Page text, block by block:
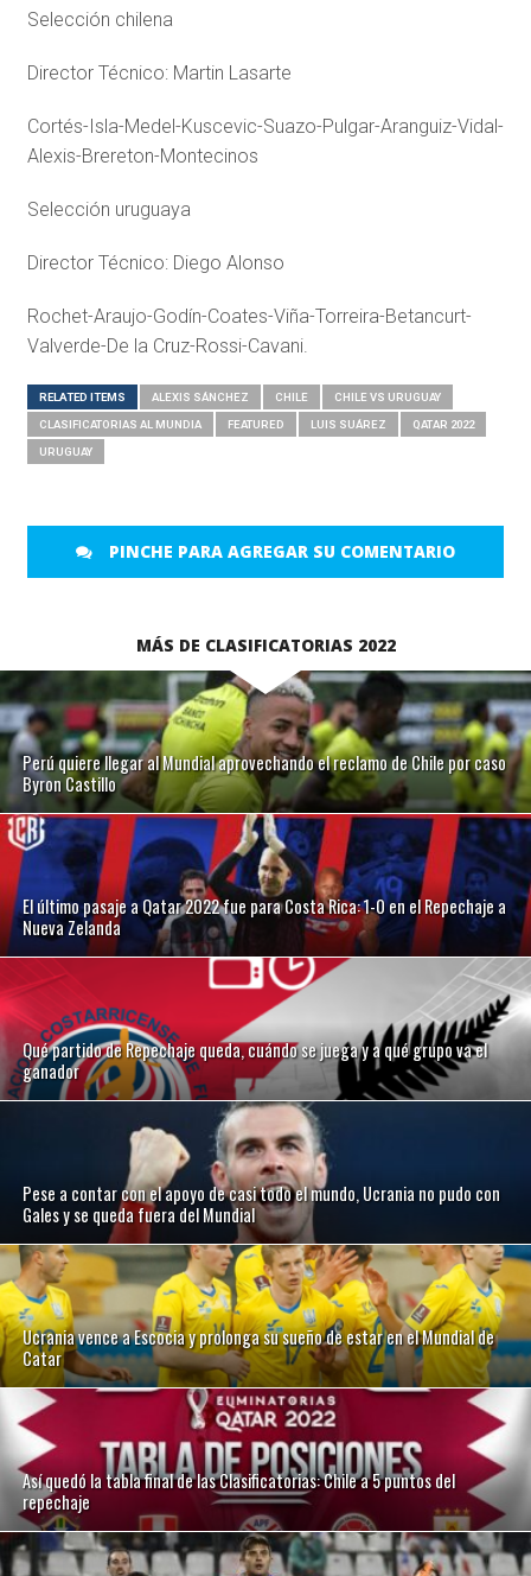
Selección chilena
Director Técnico: Martin Lasarte
Cortés-Isla-Medel-Kuscevic-Suazo-Pulgar-Aranguiz-Vidal-
Alexis-Brereton-Montecinos
Selección uruguaya
Director Técnico: Diego Alonso
Rochet-Araujo-Godín-Coates-Viña-Torreira-Betancurt-
Valverde-De la Cruz-Rossi-Cavani.
RELATED ITEMS ALEXIS SÁNCHEZ CHILE CHILE VS URUGUAY
CLASIFICATORIAS AL MUNDIA FEATURED LUIS SUÁREZ QATAR 2022
URUGUAY
PINCHE PARA AGREGAR SU COMENTARIO
MÁS DE CLASIFICATORIAS 2022
Perú quiere llegar al Mundial aprovechando el reclamo de Chile por caso
Byron Castillo
El último pasaje a Qatar 2022 fue para Costa Rica: 1-0 en el Repechaje a
Nueva Zelanda
Qué partido de Repechaje queda, cuándo se juega y a qué grupo va el
ganador
Pese a contar con el apoyo de casi todo el mundo, Ucrania no pudo con
Gales y se queda fuera del Mundial
Ucrania vence a Escocia y prolonga su sueño de estar en el Mundial de
Catar
Así quedó la tabla final de las Clasificatorias: Chile a 5 puntos del
repechaje